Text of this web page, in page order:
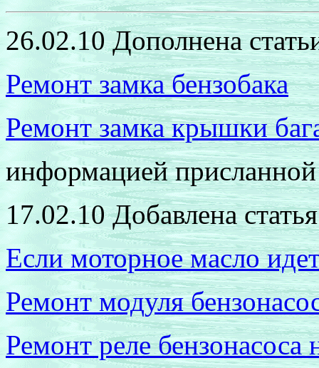
26.02.10Дополнена
Ремонт замка бензобака
Ремонт замка крышки
информацией
17.02.10 Добавлена статья
Если моторное масло
Ремонт модуля
Ремонт реле бензонасоса